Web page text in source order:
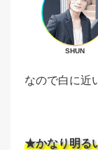
SHUN
なので白に近
★かなり明る